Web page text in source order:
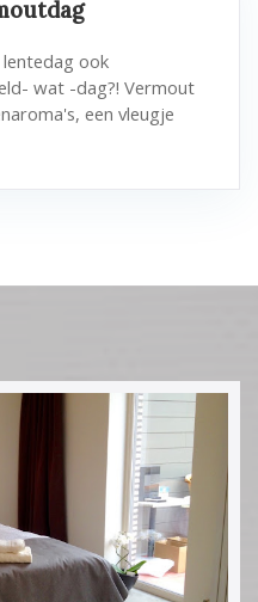
ook
wat -dag?! Vermout
een vleugje